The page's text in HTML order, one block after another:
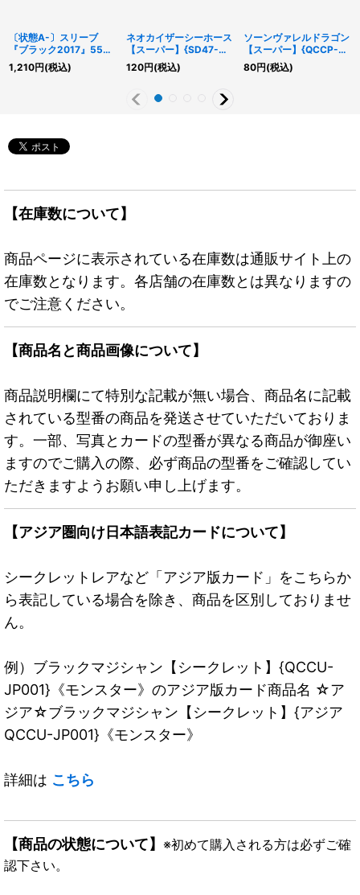
〔状態A-〕スリーブ
『ブラック2017』55枚
入り【-】{-}《スリー
ブ》
1,210円(税込)
ネオカイザーシーホース
【スーパー】{SD47-
JPP02}《モンスター》
120円(税込)
ソーンヴァレルドラゴン
【スーパー】{QCCP-
JP101}《リンク》
80円(税込)
【在庫数について】
商品ページに表示されている在庫数は通販サイト上の
在庫数となります。各店舗の在庫数とは異なりますの
でご注意ください。
【商品名と商品画像について】
商品説明欄にて特別な記載が無い場合、商品名に記載
されている型番の商品を発送させていただいておりま
す。一部、写真とカードの型番が異なる商品が御座い
ますのでご購入の際、必ず商品の型番をご確認してい
ただきますようお願い申し上げます。
【アジア圏向け日本語表記カードについて】
シークレットレアなど「アジア版カード」をこちらか
ら表記している場合を除き、商品を区別しておりませ
ん。
例）ブラックマジシャン【シークレット】{QCCU-
JP001}《モンスター》のアジア版カード商品名 ☆ア
ジア☆ブラックマジシャン【シークレット】{アジア
QCCU-JP001}《モンスター》
詳細は こちら
【商品の状態について】 ※初めて購入される方は必ずご確
認下さい。